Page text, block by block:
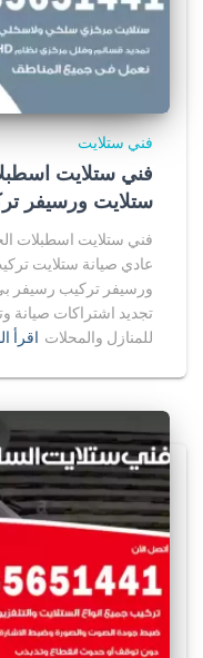
فني ستلايت
ستلايت ورسيفر
فني ستلايت اسطبلات
عادي صيانة ستلايت
ورسيفر تركيب رسيفر
تجديد اشتراكات صيانة
للمنازل والمحلات اقرأ